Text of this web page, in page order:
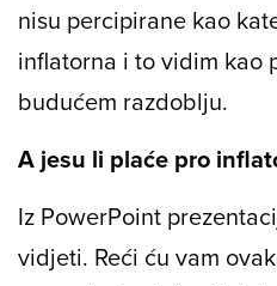
nisu percipirane kao
inflatorna i to vidim kao
budućem razdoblju.
A jesu li plaće pro
Iz PowerPoint
vidjeti. Reći ću vam